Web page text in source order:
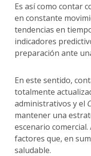
Es así como contar
en constante
tendencias en
indicadores
preparación ante
En este sentido,
totalmente
administrativos y el
mantener una
escenario
factores que, en
saludable.